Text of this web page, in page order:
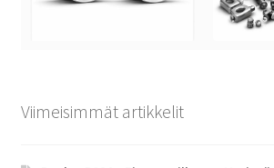
Viimeisimmät artikkelit